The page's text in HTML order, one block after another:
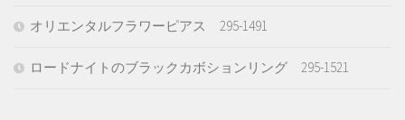
オリエンタルフラワーピアス 295-1491
ロードナイトのブラックカボションリング 295-1521